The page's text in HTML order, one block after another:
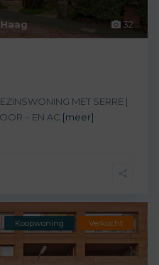
32
MET SERRE |
– EN AC [meer]
Koopwoning Verkocht